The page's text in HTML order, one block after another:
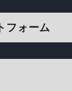
フォーム